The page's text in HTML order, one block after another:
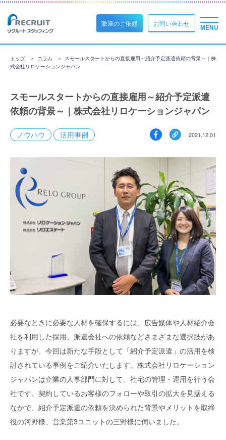
派遣のご依頼 お問い合わせ
トップ コラム
スモールスタートからの直接雇用～紹介予定派遣依頼の背景～｜株
式会社リロケーションジャパン
スモールスタートからの直接雇用～紹介予定派遣
依頼の背景～｜株式会社リロケーションジャパン
ノウハウ 活用事例 2021.12.01
必要なときに必要な人材を確保するには、広告媒体や人材紹介会
社を利用した採用、派遣会社への依頼などさまざまな選択肢があ
りますが、今回は新たな手段として「紹介予定派遣」の活用を検
討されている事例をご紹介いたします。株式会社リロケーション
ジャパンは企業の人事部門に対して、社宅の管理・運用を行う会
社です。契約しているお客様のフォローや取引の拡大を見据える
なかで、紹介予定派遣の依頼を決められた背景やメリットを取締
役の河野様、営業第3ユニットの三野様に伺いました。